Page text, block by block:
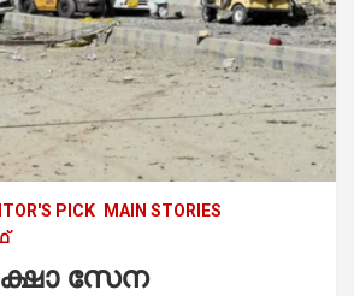
PICK
MAIN STORIES
സേന